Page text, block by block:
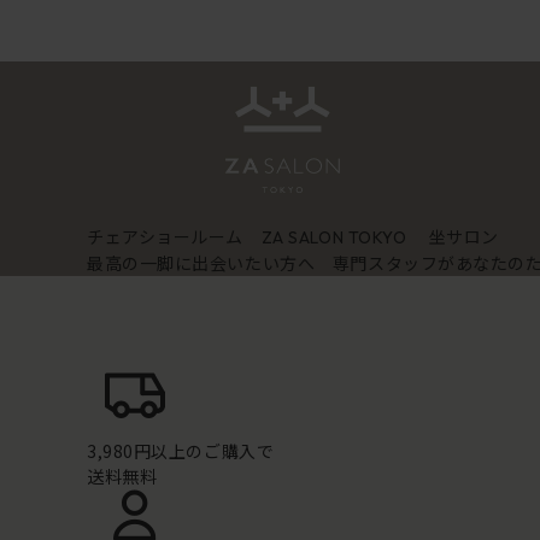
チェアショールーム ZA SALON TOKYO
坐サロン
最高の一脚に出会いたい方へ 専門スタッフがあなたの
3,980円以上のご購入で
送料無料